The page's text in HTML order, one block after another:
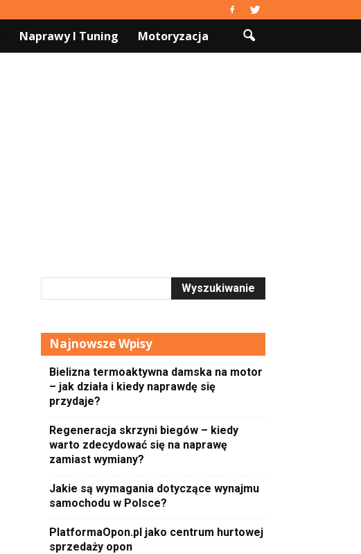
Naprawy I Tuning Motoryzacja
Najnowsze Wpisy
Bielizna termoaktywna damska na motor
– jak działa i kiedy naprawdę się
przydaje?
Regeneracja skrzyni biegów – kiedy
warto zdecydować się na naprawę
zamiast wymiany?
Jakie są wymagania dotyczące wynajmu
samochodu w Polsce?
PlatformaOpon.pl jako centrum hurtowej
sprzedaży opon